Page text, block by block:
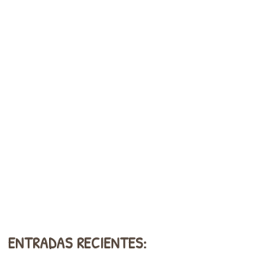
ENTRADAS RECIENTES: